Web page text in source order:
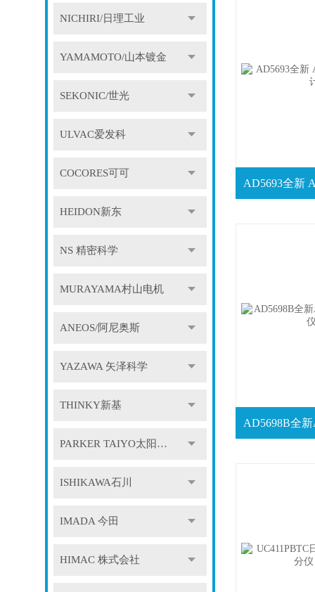
NICHIRI/日理工业
YAMAMOTO/山本镀金
SEKONIC/世光
ULVAC爱发科
COCORES可可
HEIDON新东
NS 精密科学
MURAYAMA村山电机
ANEOS/阿尼奥斯
YAZAWA 矢泽科学
THINKY新基
PARKER TAIYO太阳铁工
ISHIKAWA石川
IMADA 今田
HIMAC 株式会社